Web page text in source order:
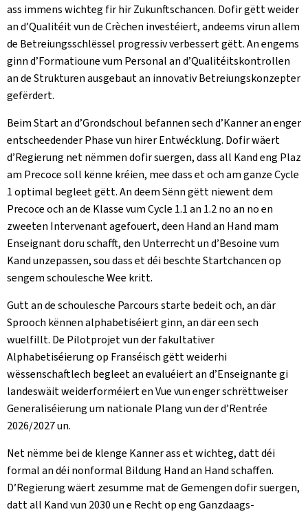
ass immens wichteg fir hir Zukunftschancen. Dofir gëtt weider
an d’Qualitéit vun de Crèchen investéiert, andeems virun allem
de Betreiungsschlëssel progressiv verbessert gëtt. An engems
ginn d’Formatioune vum Personal an d’Qualitéitskontrollen
an de Strukturen ausgebaut an innovativ Betreiungskonzepter
gefërdert.
Beim Start an d’Grondschoul befannen sech d’Kanner an enger
entscheedender Phase vun hirer Entwécklung. Dofir wäert
d’Regierung net nëmmen dofir suergen, dass all Kand eng Plaz
am Precoce soll kënne kréien, mee dass et och am ganze Cycle
1 optimal begleet gëtt. An deem Sënn gëtt niewent dem
Precoce och an de Klasse vum Cycle 1.1 an 1.2 no an no en
zweeten Intervenant agefouert, deen Hand an Hand mam
Enseignant doru schafft, den Unterrecht un d’Besoine vum
Kand unzepassen, sou dass et déi beschte Startchancen op
sengem schoulesche Wee kritt.
Gutt an de schoulesche Parcours starte bedeit och, an där
Sprooch kënnen alphabetiséiert ginn, an där een sech
wuelfillt. De Pilotprojet vun der fakultativer
Alphabetiséierung op Franséisch gëtt weiderhi
wëssenschaftlech begleet an evaluéiert an d’Enseignante gi
landeswäit weiderforméiert en Vue vun enger schrëttweiser
Generaliséierung um nationale Plang vun der d’Rentrée
2026/2027 un.
Net nëmme bei de klenge Kanner ass et wichteg, datt déi
formal an déi nonformal Bildung Hand an Hand schaffen.
D’Regierung wäert zesumme mat de Gemengen dofir suergen,
datt all Kand vun 2030 un e Recht op eng Ganzdaags-